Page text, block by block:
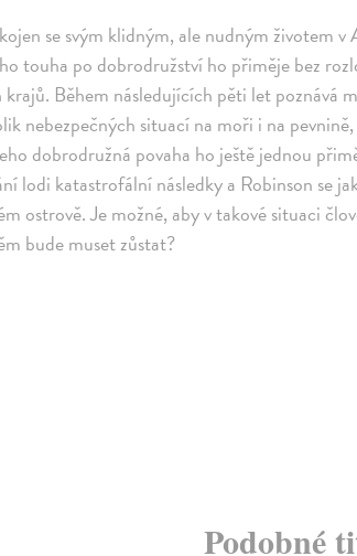
se svým klidným, ale nudným životem v
touha po dobrodružství ho přiměje bez
Během následujících pěti let poznává
nebezpečných situací na moři i na
dobrodružná povaha ho ještě jednou
lodi katastrofální následky a Robinson se
ostrově. Je možné, aby v takové situaci
bude muset zůstat?
Podobné